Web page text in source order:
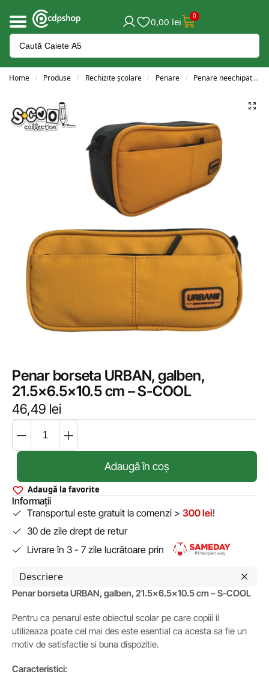
0,00 lei 0
Home / Produse / Rechizite școlare / Penare / Penare neechipate
Penar borseta URBAN, galben,
21.5×6.5×10.5 cm – S-COOL
46,49 lei
Adaugă în coș
Adaugă la favorite
Informații
Transportul este gratuit la comenzi > 300 lei!
30 de zile drept de retur
Livrare în 3 - 7 zile lucrătoare prin
Descriere
Penar borseta URBAN, galben, 21.5×6.5×10.5 cm – S-COOL
Pentru ca penarul este obiectul scolar pe care copiii il
utilizeaza poate cel mai des este esential ca acesta sa fie un
motiv de satisfactie si buna dispozitie.
Caracteristici: